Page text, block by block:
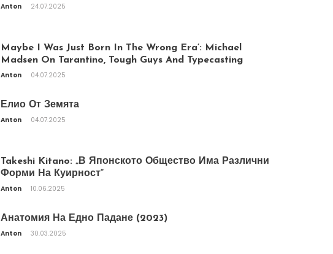
Anton 24.07.2025
Maybe I Was Just Born In The Wrong Era’: Michael
Madsen On Tarantino, Tough Guys And Typecasting
Anton 04.07.2025
Елио От Земята
Anton 04.07.2025
Takeshi Kitano: „В Японското Общество Има Различни
Форми На Куирност“
Anton 10.06.2025
Анатомия На Едно Падане (2023)
Anton 30.03.2025